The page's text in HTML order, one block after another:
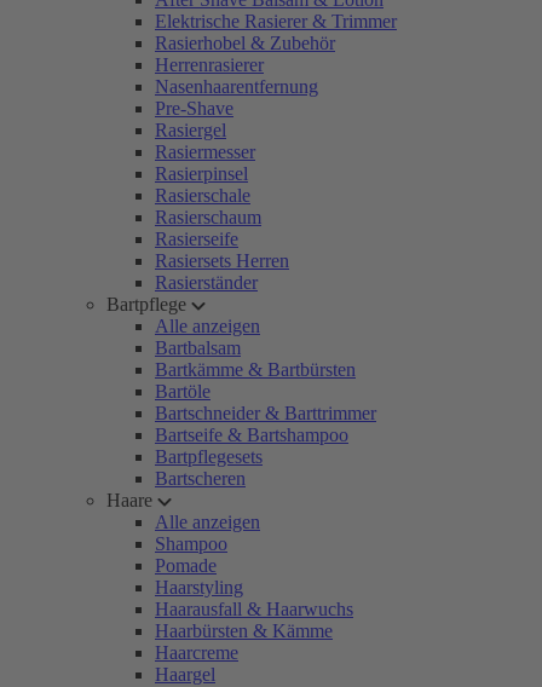
Elektrische Rasierer & Trimmer
Rasierhobel & Zubehör
Herrenrasierer
Nasenhaarentfernung
Pre-Shave
Rasiergel
Rasiermesser
Rasierpinsel
Rasierschale
Rasierschaum
Rasierseife
Rasiersets Herren
Rasierständer
Bartpflege
Alle anzeigen
Bartbalsam
Bartkämme & Bartbürsten
Bartöle
Bartschneider & Barttrimmer
Bartseife & Bartshampoo
Bartpflegesets
Bartscheren
Haare
Alle anzeigen
Shampoo
Pomade
Haarstyling
Haarausfall & Haarwuchs
Haarbürsten & Kämme
Haarcreme
Haargel